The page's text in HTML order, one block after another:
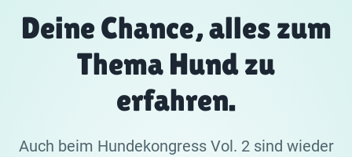
Deine Chance, alles zum
Thema Hund zu
erfahren.
Auch beim Hundekongress Vol. 2 sind wieder